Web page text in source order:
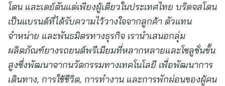
โตน และเดย์ตันแต่เพียงผู้เดียวในประเทศไทย บริดจสโตน
เป็นแบรนด์ที่ได้รับความไว้วางใจจากลูกค้า ตัวแทน
จำหน่าย และพันธมิตรทางธุรกิจ เรานำเสนอกลุ่ม
ผลิตภัณฑ์ยางรถยนต์พรีเมียมที่หลากหลายและโซลูชั่นขั้น
สูงซึ่งพัฒนาจากนวัตกรรมทางเทคโนโลยี เพื่อพัฒนาการ
เดินทาง, การใช้ชีวิต, การทำงาน และการพักผ่อนของผู้คน